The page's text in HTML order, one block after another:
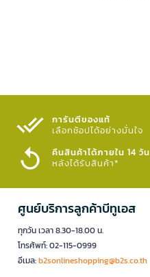
การันตีของแท้
เลือกช้อปได้อย่างมั่นใจ​
คืนสินค้าได้ภายใน 14 วัน
หลังได้รับสินค้า*
ศูนย์บริการลูกค้าบีทูเอส
ทุกวัน เวลา 8.30-18.00 น.
โทรศัพท์: 02-115-0999
อีเมล:b2sonlineshopping@b2s.co.th